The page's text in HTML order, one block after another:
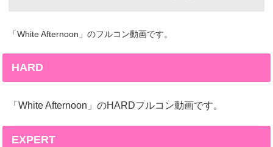
「White Afternoon」のフルコン動画です。
HARD
「White Afternoon」のHARDフルコン動画です。
EXPERT